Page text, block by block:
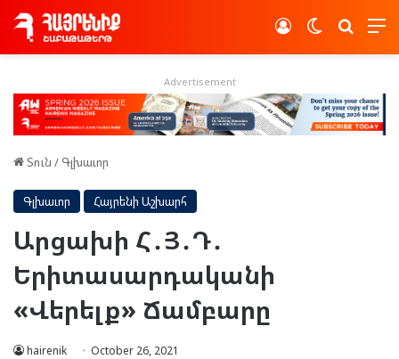
Switch skin
Log In
Advertisement
Տուն / Գլխաւոր
Գլխաւոր Հայրենի Աշխարհ
Արցախի Հ․Յ․Դ․
Երիտասարդականի
«Վերելք» Ճամբարը
hairenik
October 26, 2021